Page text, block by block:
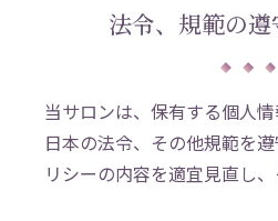
法令、規範の
当サロンは、保有する個人
日本の法令、その他規範を
リシーの内容を適宜見直し、